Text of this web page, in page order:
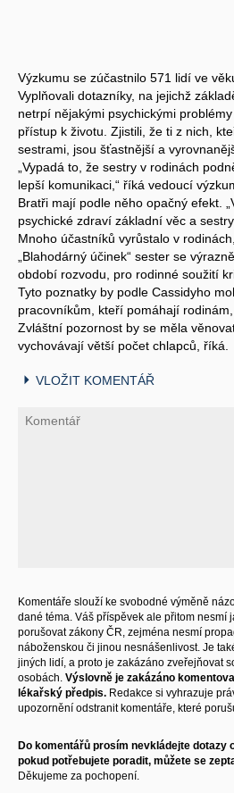
Výzkumu se zúčastnilo 571 lidí ve
Vyplňovali dotazníky, na jejichž
netrpí nějakými psychickými
přístup k životu. Zjistili, že ti z nich,
sestrami, jsou šťastnější a
„Vypadá to, že sestry v rodinách
lepší komunikaci,“ říká vedoucí
Bratři mají podle něho opačný efekt.
psychické zdraví základní věc a
Mnoho účastníků vyrůstalo v
„Blahodárný účinek“ sester se
období rozvodu, pro rodinné soužití
Tyto poznatky by podle Cassidyho
pracovníkům, kteří pomáhají
Zvláštní pozornost by se měla
vychovávají větší počet chlapců, říká.
VLOŽIT KOMENTÁŘ
Komentáře slouží ke svobodné výměně
dané téma. Váš příspěvek ale přitom nesmí
porušovat zákony ČR, zejména nesmí
náboženskou či jinou nesnášenlivost. Je
jiných lidí, a proto je zakázáno zveřejňovat
osobách. Výslovně je zakázáno
lékařský předpis. Redakce si vyhrazuje
upozornění odstranit komentáře, které
Do komentářů prosím nevkládejte dotazy
pokud potřebujete poradit, můžete se
Děkujeme za pochopení.